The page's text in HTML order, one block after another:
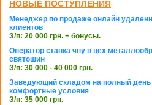
НОВЫЕ ПОСТУПЛЕНИЯ
Менеджер по продаже онлайн
клиентов
З/п: 20 000 грн. + бонусы.
Оператор станка чпу в цех
святошин
З/п: 30 000 - 40 000 грн.
Заведующий складом на полный
комфортные условия
З/п: 35 000 грн.